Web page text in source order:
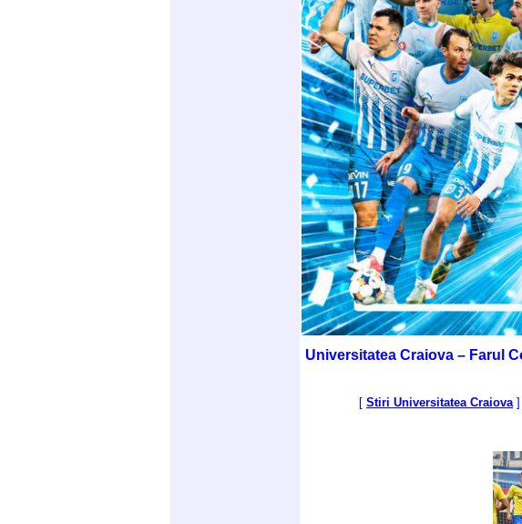
Universitatea Craiova – Farul
[ Stiri Universitatea Craiova ]